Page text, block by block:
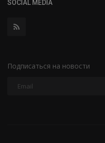
SOCIAL MEDIA
Подписаться на новости